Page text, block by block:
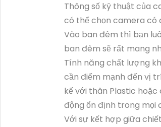
Thông số kỹ thuật của
có thể chọn camera có
Vào ban đêm thì bạn
ban đêm sẽ rất mang
Tính năng chất lượng
cần điểm mạnh đến vị
kế với thân Plastic
động ổn định trong mọi
Với sự kết hợp giữa